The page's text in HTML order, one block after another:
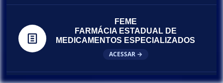
FEME
FARMÁCIA ESTADUAL DE
MEDICAMENTOS ESPECIALIZADOS
ACESSAR →